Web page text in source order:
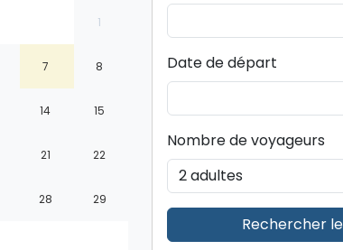
1
7 8
14 15
21 22
28 29
Date de départ
Nombre de voyageurs
Rechercher